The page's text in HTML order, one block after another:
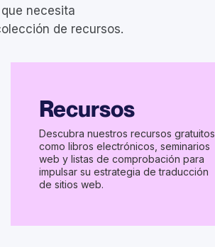
necesita
de recursos.
Recursos
Descubra nuestros recursos gratuitos
como libros electrónicos, seminarios
web y listas de comprobación para
impulsar su estrategia de traducción
de sitios web.